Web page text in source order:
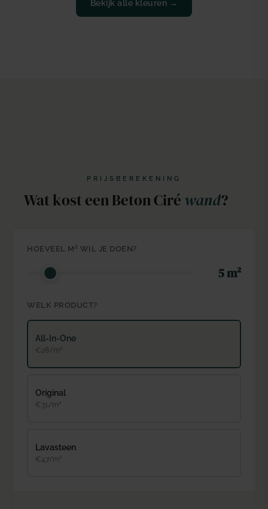
Bekijk alle kleuren →
PRIJSBEREKENING
Wat kost een Beton Ciré wand?
HOEVEEL M² WIL JE DOEN?
5 m²
WELK PRODUCT?
All-In-One
€28/m²
Original
€31/m²
Lavasteen
€47/m²